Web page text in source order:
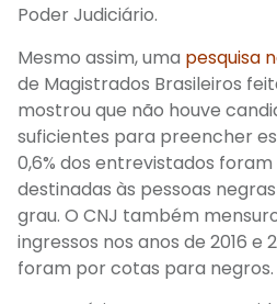
Poder Judiciário.
Mesmo assim, uma pesquisa
de Magistrados Brasileiros
mostrou que não houve
suficientes para preencher
0,6% dos entrevistados foram
destinadas às pessoas negras
grau. O CNJ também
ingressos nos anos de 2016 e
foram por cotas para negros.